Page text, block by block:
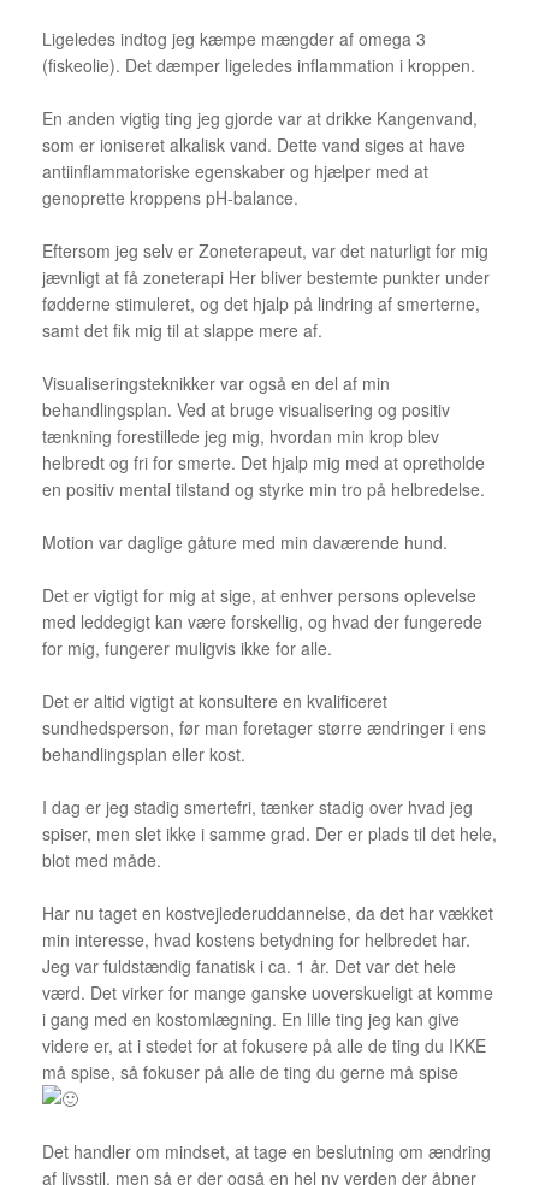
Ligeledes indtog jeg kæmpe mængder af omega 3
(fiskeolie). Det dæmper ligeledes inflammation i kroppen.
En anden vigtig ting jeg gjorde var at drikke Kangenvand,
som er ioniseret alkalisk vand. Dette vand siges at have
antiinflammatoriske egenskaber og hjælper med at
genoprette kroppens pH-balance.
Eftersom jeg selv er Zoneterapeut, var det naturligt for mig
jævnligt at få zoneterapi Her bliver bestemte punkter under
fødderne stimuleret, og det hjalp på lindring af smerterne,
samt det fik mig til at slappe mere af.
Visualiseringsteknikker var også en del af min
behandlingsplan. Ved at bruge visualisering og positiv
tænkning forestillede jeg mig, hvordan min krop blev
helbredt og fri for smerte. Det hjalp mig med at opretholde
en positiv mental tilstand og styrke min tro på helbredelse.
Motion var daglige gåture med min daværende hund.
Det er vigtigt for mig at sige, at enhver persons oplevelse
med leddegigt kan være forskellig, og hvad der fungerede
for mig, fungerer muligvis ikke for alle.
Det er altid vigtigt at konsultere en kvalificeret
sundhedsperson, før man foretager større ændringer i ens
behandlingsplan eller kost.
I dag er jeg stadig smertefri, tænker stadig over hvad jeg
spiser, men slet ikke i samme grad. Der er plads til det hele,
blot med måde.
Har nu taget en kostvejlederuddannelse, da det har vækket
min interesse, hvad kostens betydning for helbredet har.
Jeg var fuldstændig fanatisk i ca. 1 år. Det var det hele
værd. Det virker for mange ganske uoverskueligt at komme
i gang med en kostomlægning. En lille ting jeg kan give
videre er, at i stedet for at fokusere på alle de ting du IKKE
må spise, så fokuser på alle de ting du gerne må spise
Det handler om mindset, at tage en beslutning om ændring
af livsstil, men så er der også en hel ny verden der åbner